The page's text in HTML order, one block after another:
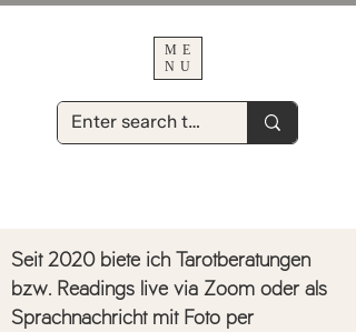
ME
NU
Seit 2020 biete ich Tarotberatungen
bzw. Readings live via Zoom oder als
Sprachnachricht mit Foto per